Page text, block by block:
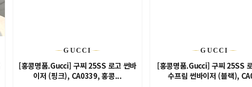
GUCCI
[홍콩명품.Gucci] 구찌 25SS 로고 썬바
이저 (핑크), CA0339, 홍콩...
GUCCI
[홍콩명품.Gucci] 구찌 25SS
수프림 썬바이저 (블랙),